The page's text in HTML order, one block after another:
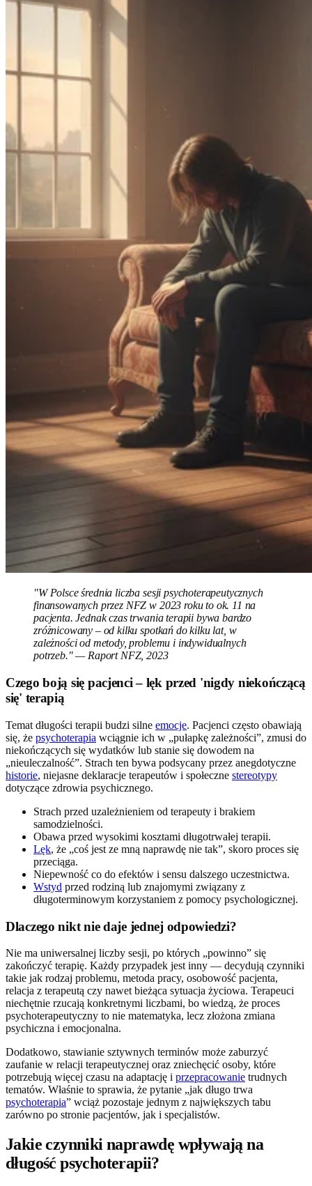
"W Polsce średnia liczba sesji psychoterapeutycznych
finansowanych przez NFZ w 2023 roku to ok. 11 na
pacjenta. Jednak czas trwania terapii bywa bardzo
zróżnicowany – od kilku spotkań do kilku lat, w
zależności od metody, problemu i indywidualnych
potrzeb." — Raport NFZ, 2023
Czego boją się pacjenci – lęk przed 'nigdy niekończącą
się' terapią
Temat długości terapii budzi silne emocje. Pacjenci często obawiają
się, że psychoterapia wciągnie ich w „pułapkę zależności”, zmusi do
niekończących się wydatków lub stanie się dowodem na
„nieuleczalność”. Strach ten bywa podsycany przez anegdotyczne
historie, niejasne deklaracje terapeutów i społeczne stereotypy
dotyczące zdrowia psychicznego.
Strach przed uzależnieniem od terapeuty i brakiem
samodzielności.
Obawa przed wysokimi kosztami długotrwałej terapii.
Lęk, że „coś jest ze mną naprawdę nie tak”, skoro proces się
przeciąga.
Niepewność co do efektów i sensu dalszego uczestnictwa.
Wstyd przed rodziną lub znajomymi związany z
długoterminowym korzystaniem z pomocy psychologicznej.
Dlaczego nikt nie daje jednej odpowiedzi?
Nie ma uniwersalnej liczby sesji, po których „powinno” się
zakończyć terapię. Każdy przypadek jest inny — decydują czynniki
takie jak rodzaj problemu, metoda pracy, osobowość pacjenta,
relacja z terapeutą czy nawet bieżąca sytuacja życiowa. Terapeuci
niechętnie rzucają konkretnymi liczbami, bo wiedzą, że proces
psychoterapeutyczny to nie matematyka, lecz złożona zmiana
psychiczna i emocjonalna.
Dodatkowo, stawianie sztywnych terminów może zaburzyć
zaufanie w relacji terapeutycznej oraz zniechęcić osoby, które
potrzebują więcej czasu na adaptację i przepracowanie trudnych
tematów. Właśnie to sprawia, że pytanie „jak długo trwa
psychoterapia” wciąż pozostaje jednym z największych tabu
zarówno po stronie pacjentów, jak i specjalistów.
Jakie czynniki naprawdę wpływają na
długość psychoterapii?